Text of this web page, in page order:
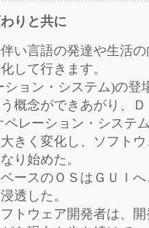
りと共に
い言語の発達や生活
して行きます。
ション・システム)の
概念ができあがり、
ペレーション・システ
きく変化し、ソフト
り始めた。
ースのＯＳはＧＵＩ
透した。
トウェア開発者は、